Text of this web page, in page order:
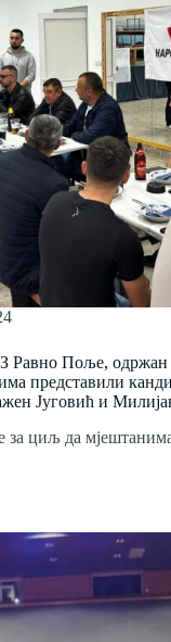
Равно Поље, одржан
представили
Југовић и
за циљ да